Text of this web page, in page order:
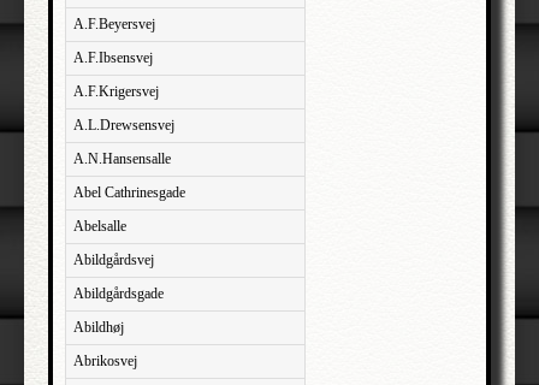
A.F.Beyersvej
A.F.Ibsensvej
A.F.Krigersvej
A.L.Drewsensvej
A.N.Hansensalle
Abel Cathrinesgade
Abelsalle
Abildgårdsvej
Abildgårdsgade
Abildhøj
Abrikosvej